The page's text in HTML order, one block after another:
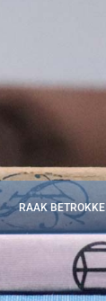
RAAK BETROKKE